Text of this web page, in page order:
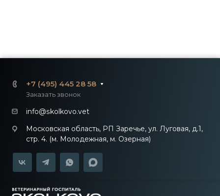
+7 (495) 445 28 58
Заказать звонок
info@skolkovo.vet
Московская область, РП Заречье, ул. Луговая, д.1,
стр. 4. (м. Молодежная, м. Озерная)